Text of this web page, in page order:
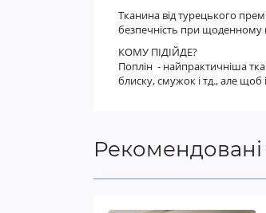
Тканина від турецького
безпечність при щоденному
КОМУ ПІДІЙДЕ?
Поплін - найпрактичніша
блиску, смужок і тд., але